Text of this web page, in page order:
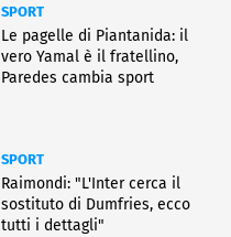
SPORT
Le pagelle di Piantanida: il
vero Yamal è il fratellino,
Paredes cambia sport
SPORT
Raimondi: "L'Inter cerca il
sostituto di Dumfries, ecco
tutti i dettagli"